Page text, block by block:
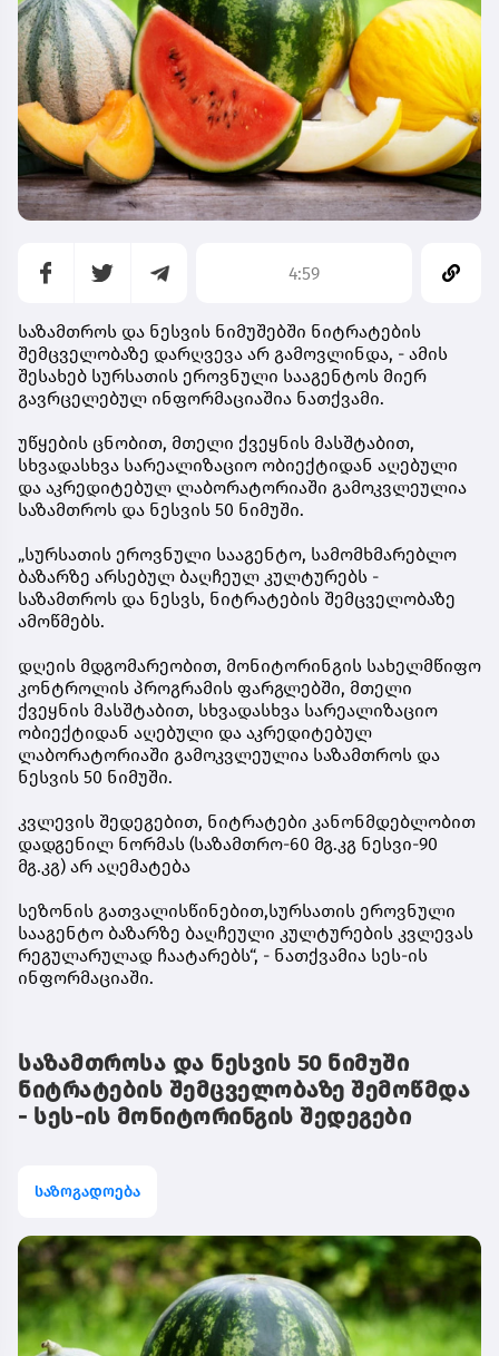
4:59
საზამთროს და ნესვის ნიმუშებში ნიტრატების
შემცველობაზე დარღვევა არ გამოვლინდა, - ამის
შესახებ სურსათის ეროვნული სააგენტოს მიერ
გავრცელებულ ინფორმაციაშია ნათქვამი.
უწყების ცნობით, მთელი ქვეყნის მასშტაბით,
სხვადასხვა სარეალიზაციო ობიექტიდან აღებული
და აკრედიტებულ ლაბორატორიაში გამოკვლეულია
საზამთროს და ნესვის 50 ნიმუში.
„სურსათის ეროვნული სააგენტო, სამომხმარებლო
ბაზარზე არსებულ ბაღჩეულ კულტურებს -
საზამთროს და ნესვს, ნიტრატების შემცველობაზე
ამოწმებს.
დღეის მდგომარეობით, მონიტორინგის სახელმწიფო
კონტროლის პროგრამის ფარგლებში, მთელი
ქვეყნის მასშტაბით, სხვადასხვა სარეალიზაციო
ობიექტიდან აღებული და აკრედიტებულ
ლაბორატორიაში გამოკვლეულია საზამთროს და
ნესვის 50 ნიმუში.
კვლევის შედეგებით, ნიტრატები კანონმდებლობით
დადგენილ ნორმას (საზამთრო-60 მგ.კგ ნესვი-90
მგ.კგ) არ აღემატება
სეზონის გათვალისწინებით,სურსათის ეროვნული
სააგენტო ბაზარზე ბაღჩეული კულტურების კვლევას
რეგულარულად ჩაატარებს“, - ნათქვამია სეს-ის
ინფორმაციაში.
საზამთროსა და ნესვის 50 ნიმუში
ნიტრატების შემცველობაზე შემოწმდა
- სეს-ის მონიტორინგის შედეგები
საზოგადოება